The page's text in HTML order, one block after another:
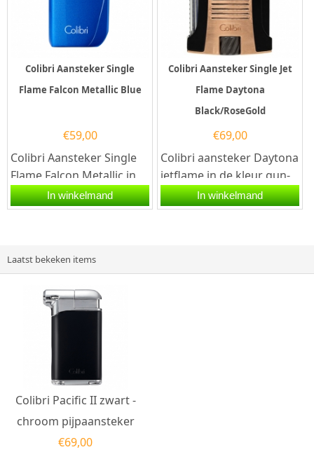
Colibri Aansteker Single
Flame Falcon Metallic Blue
€59,00
Colibri Aansteker Single
Flame Falcon Metallic in
de kleur blauw. Deze
Colibri aansteker heeft
In winkelmand
Colibri Aansteker Single Jet
Flame Daytona
Black/RoseGold
€69,00
Colibri aansteker Daytona
jetflame in de kleur gun-
zwart/rosegoud. Deze
Colibri aansteker heeft
In winkelmand
Laatst bekeken items
Colibri Pacific II zwart -
chroom pijpaansteker
€69,00